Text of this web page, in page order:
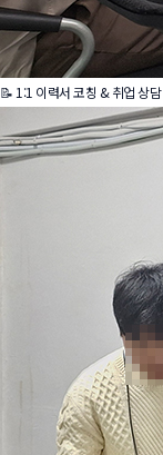
📝 1:1 이력서 코칭 & 취업 상담